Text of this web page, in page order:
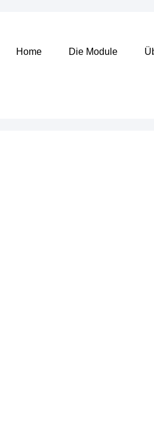
Home Die Module